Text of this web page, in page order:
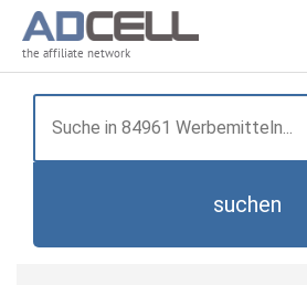
the affiliate network
suchen